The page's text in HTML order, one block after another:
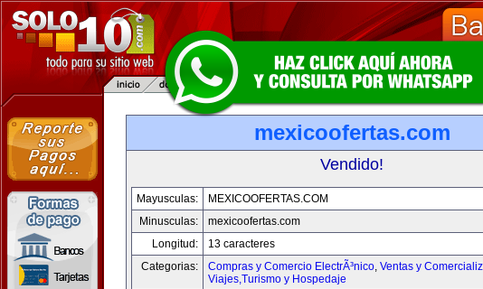
mexicoofertas.com
Vendido!
Mayusculas:
MEXICOOFERTAS.COM
Minusculas:
mexicoofertas.com
Longitud:
13 caracteres
Categorias:
Compras y Comercio ElectrÃ³nico, Ventas y
Viajes,Turismo y Hospedaje